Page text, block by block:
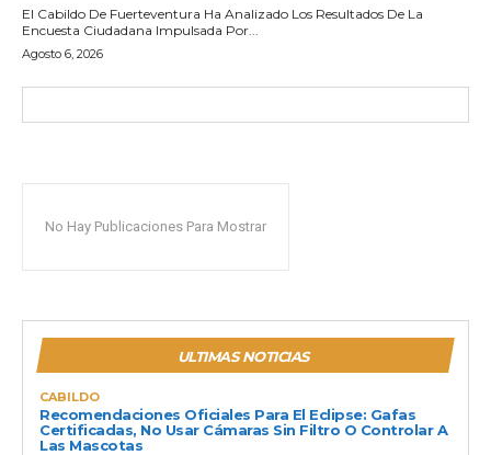
El Cabildo De Fuerteventura Ha Analizado Los Resultados De La
Encuesta Ciudadana Impulsada Por...
Agosto 6, 2026
No Hay Publicaciones Para Mostrar
ULTIMAS NOTICIAS
CABILDO
Recomendaciones Oficiales Para El Eclipse: Gafas
Certificadas, No Usar Cámaras Sin Filtro O Controlar A
Las Mascotas